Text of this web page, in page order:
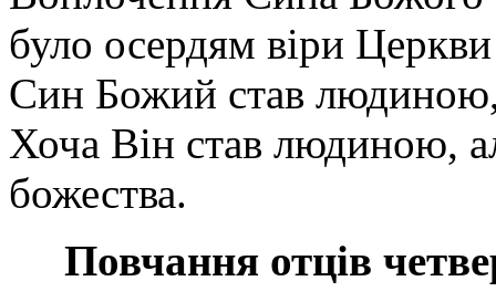
було осердям віри
Син Божий став людиною,
Хоча Він став людиною,
божества.
Повчання отців